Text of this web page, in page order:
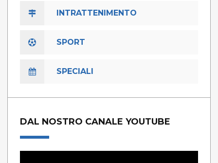
INTRATTENIMENTO
SPORT
SPECIALI
DAL NOSTRO CANALE YOUTUBE